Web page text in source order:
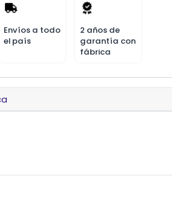
Envíos a todo
el país
2 años de
garantía con
fábrica